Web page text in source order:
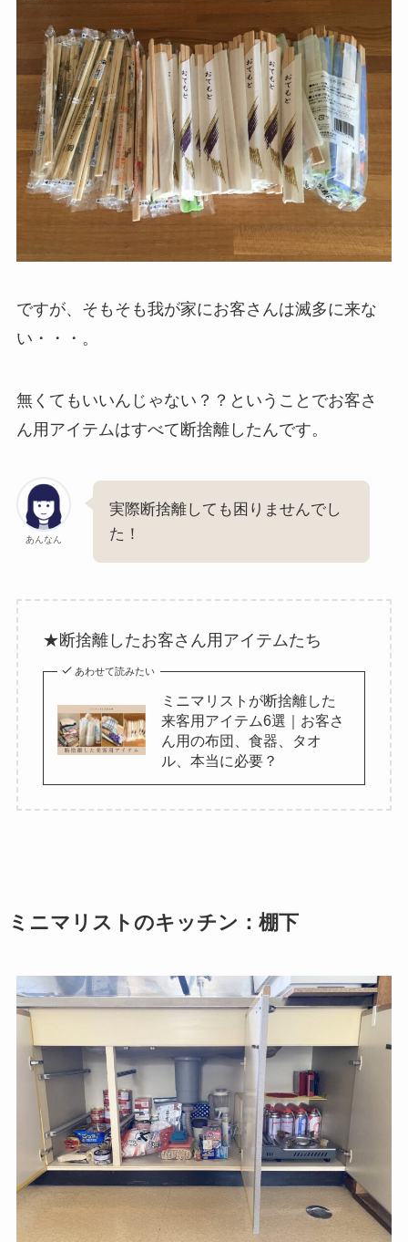
ですが、そもそも我が家にお客さんは滅多に来な
い・・・。
無くてもいいんじゃない？？ということでお客さ
ん用アイテムはすべて断捨離したんです。
あんなん
実際断捨離しても困りませんでし
た！
★断捨離したお客さん用アイテムたち
あわせて読みたい
ミニマリストが断捨離した
来客用アイテム6選｜お客さ
ん用の布団、食器、タオ
ル、本当に必要？
ミニマリストのキッチン：棚下